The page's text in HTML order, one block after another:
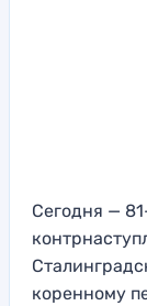
Сегодня —
коренному